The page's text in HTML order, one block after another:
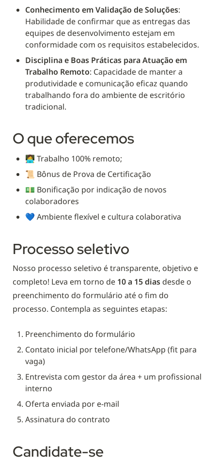
Conhecimento em Validação de Soluções:
Habilidade de confirmar que as entregas das
equipes de desenvolvimento estejam em
conformidade com os requisitos estabelecidos.
Disciplina e Boas Práticas para Atuação em
Trabalho Remoto: Capacidade de manter a
produtividade e comunicação eficaz quando
trabalhando fora do ambiente de escritório
tradicional.
O que oferecemos
👩‍💻 Trabalho 100% remoto;
📜 Bônus de Prova de Certificação
💵 Bonificação por indicação de novos
colaboradores
💙 Ambiente flexível e cultura colaborativa
Processo seletivo
Nosso processo seletivo é transparente, objetivo e
completo! Leva em torno de 10 a 15 dias desde o
preenchimento do formulário até o fim do
processo. Contempla as seguintes etapas:
Preenchimento do formulário
Contato inicial por telefone/WhatsApp (fit para
vaga)
Entrevista com gestor da área + um profissional
interno
Oferta enviada por e-mail
Assinatura do contrato
Candidate-se